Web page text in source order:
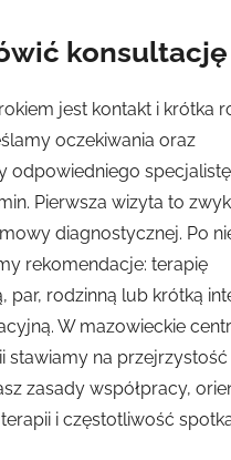
konsultację
jest kontakt i krótka
oczekiwania oraz
odpowiedniego
Pierwsza wizyta to
diagnostycznej. Po
rekomendacje: terapię
par, rodzinną lub krótką
W mazowieckie
stawiamy na przejrzystość
zasady współpracy,
i częstotliwość